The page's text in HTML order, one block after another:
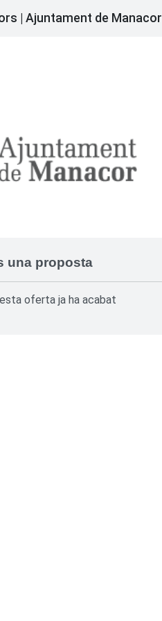
| Ajuntament de Manacor
una proposta
oferta ja ha acabat